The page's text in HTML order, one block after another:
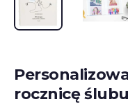
rocznicę ślubu